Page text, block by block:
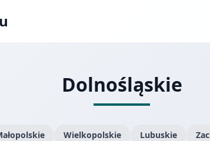
Dolnośląskie
Wielkopolskie Lubuskie